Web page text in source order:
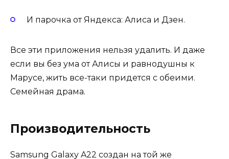
И парочка от Яндекса: Алиса и Дзен.
Все эти приложения нельзя удалить. И даже
если вы без ума от Алисы и равнодушны к
Марусе, жить все-таки придется с обеими.
Семейная драма.
Производительность
Samsung Galaxy A22 создан на той же